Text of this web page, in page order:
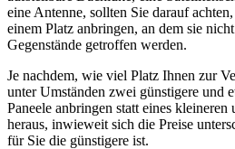
eine Antenne, sollten Sie darauf
einem Platz anbringen, an dem sie
Gegenstände getroffen werden.
Je nachdem, wie viel Platz Ihnen zur
unter Umständen zwei günstigere und
Paneele anbringen statt eines
heraus, inwieweit sich die Preise
für Sie die günstigere ist.